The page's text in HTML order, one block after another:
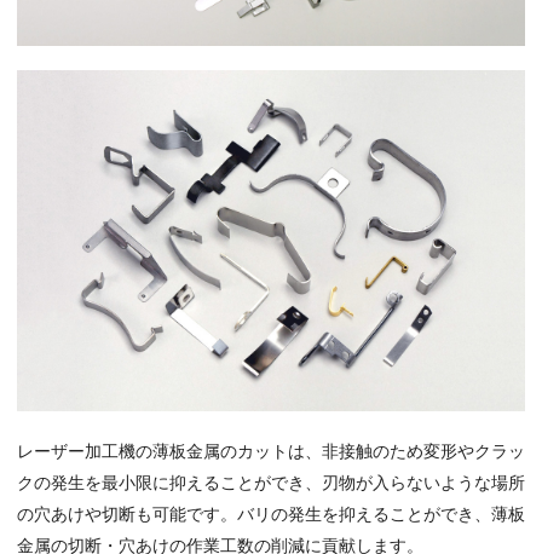
レーザー加工機の薄板金属のカットは、非接触のため変形やクラッ
クの発生を最小限に抑えることができ、刃物が入らないような場所
の穴あけや切断も可能です。バリの発生を抑えることができ、薄板
金属の切断・穴あけの作業工数の削減に貢献します。